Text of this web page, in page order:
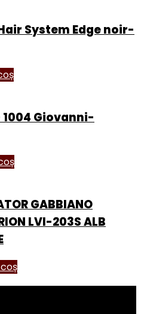
Hair System Edge noir-
Giovanni-
GABBIANO
LVI-203S ALB